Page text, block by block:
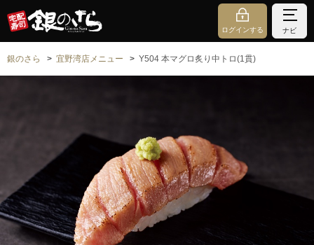
ログインする ナビ
銀のさら 宜野湾店メニュー Y504 本マグロ炙り中トロ(1貫)